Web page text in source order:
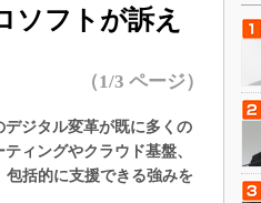
技術
発
ソフトが訴え
（1/3 ページ）
ジタル変革が既に多くの
ィングやクラウド基盤、
括的に支援できる強みを